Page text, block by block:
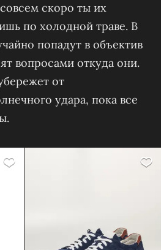
скоро ты их
по холодной траве. В
попадут в объектив
вопросами откуда они.
от
удара, пока все